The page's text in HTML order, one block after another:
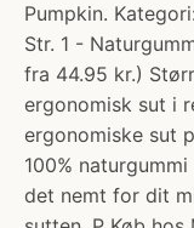
Pumpkin.
Str. 1 -
fra 44.95 kr.)
ergonomisk sut i
ergonomiske sut
100%
det nemt for dit